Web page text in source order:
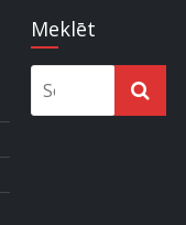
Meklēt